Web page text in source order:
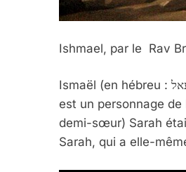
Ishmael, par le Rav
Ismaël (en hébreu : ישׁמעאל Išma`e’l « Dieu a entendu [ma demande] » ; en arabe : إسماعيل Ismāʿīl)
est un personnage
demi-sœur) Sarah
Sarah, qui a elle-
6